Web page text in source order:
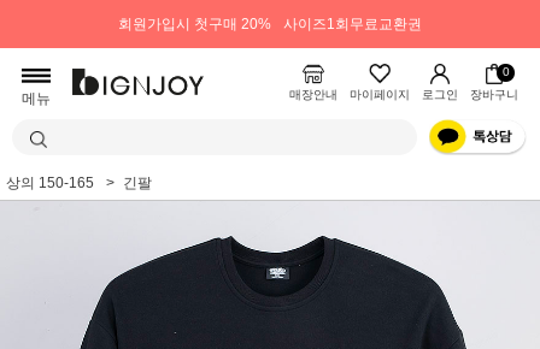
회원가입시 첫구매 20% 사이즈1회무료교환권
메뉴 매장안내 마이페이지 로그인
0
장바구니
상의 150-165 긴팔